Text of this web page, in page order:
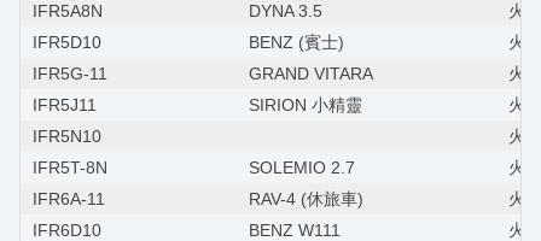
IFR5A8N
DYNA 3.5
火
IFR5D10
BENZ (賓士)
火
IFR5G-11
GRAND VITARA
火
IFR5J11
SIRION 小精靈
火
IFR5N10
火
IFR5T-8N
SOLEMIO 2.7
火
IFR6A-11
RAV-4 (休旅車)
火
IFR6D10
BENZ W111
火